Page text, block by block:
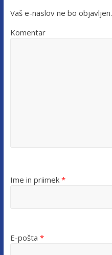
Vaš e-naslov ne bo objavljen.
Komentar
Ime in priimek *
E-pošta *